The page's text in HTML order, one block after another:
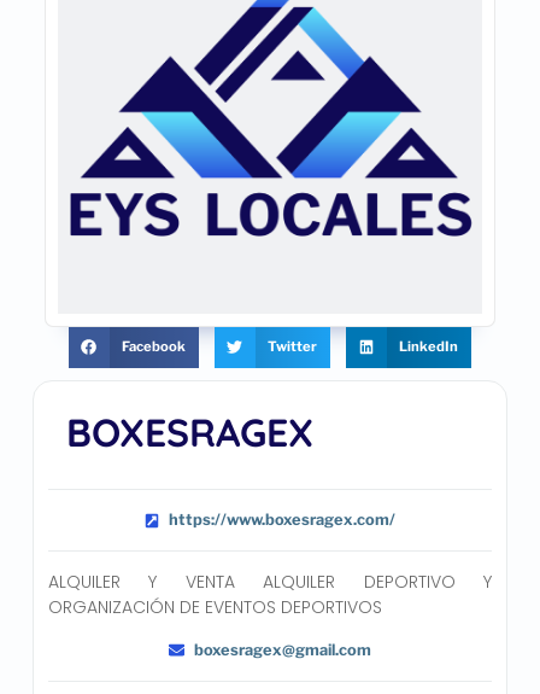
BOXESRAGEX
https://www.boxesragex.com/
ALQUILER Y VENTA ALQUILER DEPORTIVO Y
ORGANIZACIÓN DE EVENTOS DEPORTIVOS
boxesragex@gmail.com
Facebook Twitter LinkedIn